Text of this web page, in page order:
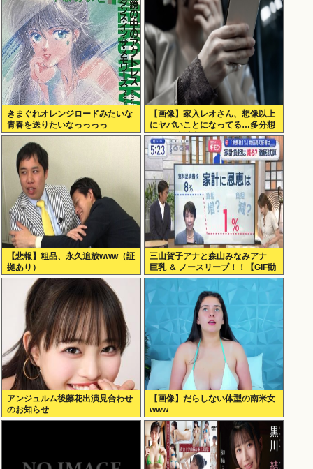
きまぐれオレンジロードみたいな
青春を送りたいなっっっっ
【画像】家入レオさん、想像以上
にヤバいことになってる…多分想
像の何倍以上もヤバいwww
【悲報】粗品、永久追放www（証
拠あり）
三山賀子アナと森山みなみアナ
巨乳 ＆ ノースリーブ！！【GIF動
画あり】
アンジュルム後藤花出演見合わせ
のお知らせ
【画像】だらしない体型の南米女
www